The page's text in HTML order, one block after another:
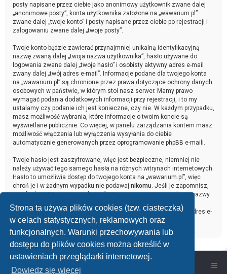
Strona ta używa plików cookies (tzw. ciasteczka)
w celach statystycznych, reklamowych oraz
funkcjonalnych. Warunki przechowywania lub
dostępu do plików cookies można określić w
ustawieniach przeglądarki internetowej.
Dowiedz się więcej
posty napisane przez ciebie jako anonimowy użytkownik zwane dalej
„anonimowe posty”, konta użytkownika założone na „wawarium.pl”
zwane dalej „twoje konto” i posty napisane przez ciebie po rejestracji i
zalogowaniu zwane dalej „twoje posty”.
Twoje konto będzie zawierać przynajmniej unikalną identyfikacyjną
nazwę zwaną dalej „twoja nazwa użytkownika”, hasło używane do
logowania zwane dalej „twoje hasło” i osobisty aktywny adres e-mail
zwany dalej „twój adres e-mail”. Informacje podane dla twojego konta
na „wawarium.pl” są chronione przez prawa dotyczące ochrony danych
osobowych w państwie, w którym stoi nasz serwer. Mamy prawo
wymagać podania dodatkowych informacji przy rejestracji, i to my
ustalamy czy podanie ich jest konieczne, czy nie. W każdym przypadku,
masz możliwość wybrania, które informacje o twoim koncie są
wyświetlane publicznie. Co więcej, w panelu zarządzania kontem masz
możliwość włączenia lub wyłączenia wysyłania do ciebie
automatycznie generowanych przez oprogramowanie phpBB e-maili.
Twoje hasło jest zaszyfrowane, więc jest bezpieczne, niemniej nie
należy używać tego samego hasła na różnych witrynach internetowych.
Hasło to umożliwia dostęp do twojego konta na „wawarium.pl”, więc
chroń je i w żadnym wypadku nie podawaj nikomu . Jeśli je zapomnisz,
użyj funkcji „Nie pamiętam hasła”. Witryna poprosi cię o podanie nazwy
użytkownika i adresu e-mail. Po podaniu tych danych zostanie
wygenerowane nowe hasło i przesłane na podany przez ciebie adres e-
mail. Umożliwi ono odzyskanie dostępu do twojego konta.
wawarium.pl Nasze Forum Akwarystyczne